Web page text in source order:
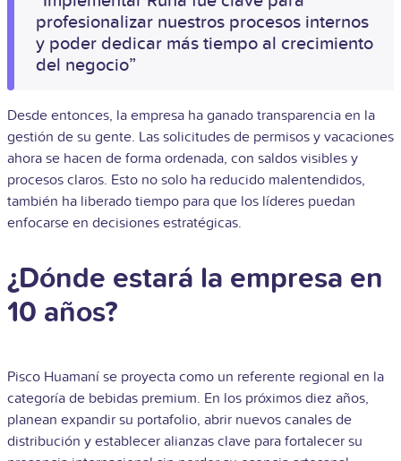
profesionalizar nuestros procesos internos
y poder dedicar más tiempo al crecimiento
del negocio”
Desde entonces, la empresa ha ganado transparencia en la
gestión de su gente. Las solicitudes de permisos y vacaciones
ahora se hacen de forma ordenada, con saldos visibles y
procesos claros. Esto no solo ha reducido malentendidos,
también ha liberado tiempo para que los líderes puedan
enfocarse en decisiones estratégicas.
¿Dónde estará la empresa en
10 años?
Pisco Huamaní se proyecta como un referente regional en la
categoría de bebidas premium. En los próximos diez años,
planean expandir su portafolio, abrir nuevos canales de
distribución y establecer alianzas clave para fortalecer su